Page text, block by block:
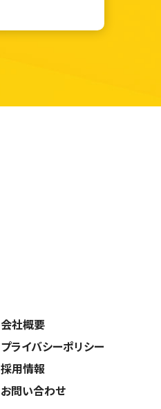
会社概要
プライバシーポリシー
採用情報
お問い合わせ